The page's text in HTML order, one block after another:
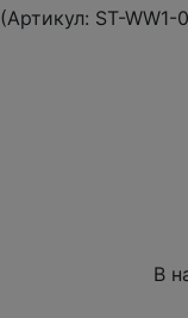
(Артикул: ST-
В